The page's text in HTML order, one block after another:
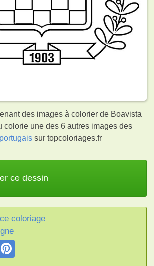
des images à colorier de Boavista
colorie une des 6 autres images des
sur topcoloriages.fr
ce dessin
coloriage